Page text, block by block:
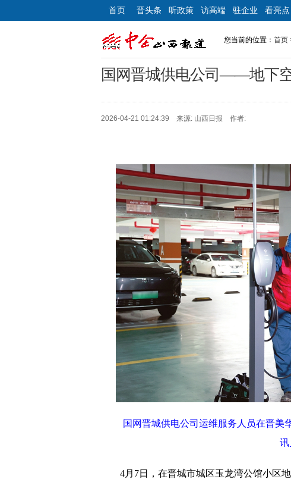
首页 晋头条 听政策 访高端 驻企业 看亮点
您当前的位置： 首页
国网晋城供电公司——地下
2026-04-21 01:24:39 来源: 山西日报 作者:
国网晋城供电公司运维服务人员在晋美
讯
4月7日，在晋城市城区玉龙湾公馆小区